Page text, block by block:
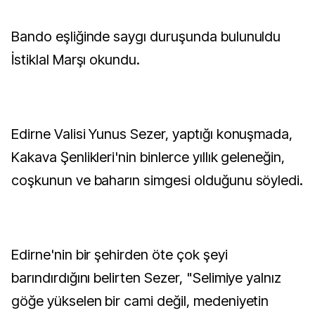
Bando eşliğinde saygı duruşunda bulunuldu
İstiklal Marşı okundu.
Edirne Valisi Yunus Sezer, yaptığı konuşmada,
Kakava Şenlikleri'nin binlerce yıllık geleneğin,
coşkunun ve baharın simgesi olduğunu söyledi.
Edirne'nin bir şehirden öte çok şeyi
barındırdığını belirten Sezer, "Selimiye yalnız
göğe yükselen bir cami değil, medeniyetin